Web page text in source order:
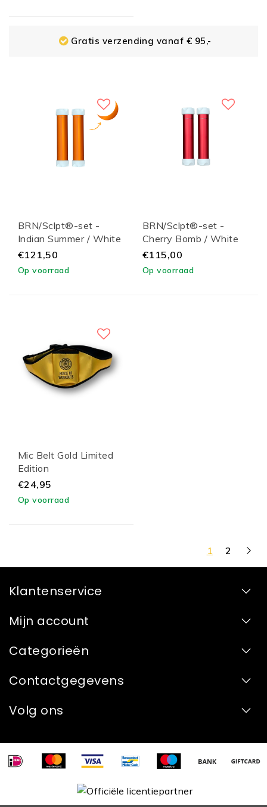
Gratis verzending vanaf € 95,-
BRN/Sclpt®-set -
Indian Summer / White
Lid
€121,50
Op voorraad
BRN/Sclpt®-set -
Cherry Bomb / White
Lid
€115,00
Op voorraad
Mic Belt Gold Limited
Edition
€24,95
Op voorraad
1 2
Klantenservice
Mijn account
Categorieën
Contactgegevens
Volg ons